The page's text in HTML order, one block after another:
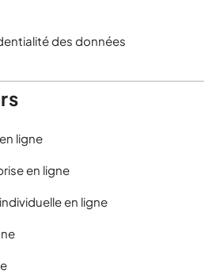
des données
ligne
en ligne
en ligne